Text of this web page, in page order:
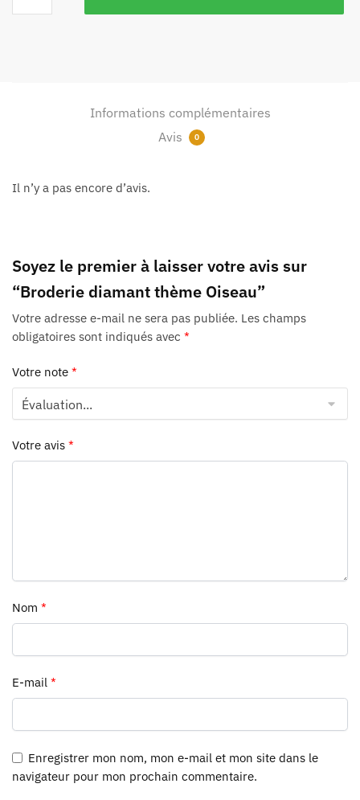
Informations complémentaires
Avis
0
Il n’y a pas encore d’avis.
Soyez le premier à laisser votre avis sur
“Broderie diamant thème Oiseau”
Votre adresse e-mail ne sera pas publiée. Les champs
obligatoires sont indiqués avec *
Votre note *
Votre avis *
Nom *
E-mail *
Enregistrer mon nom, mon e-mail et mon site dans le
navigateur pour mon prochain commentaire.